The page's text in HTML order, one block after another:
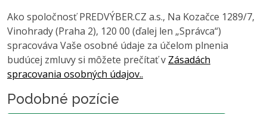
Ako spoločnosť PREDVÝBER.CZ a.s., Na Kozačce 1289/7,
Vinohrady (Praha 2), 120 00 (ďalej len „Správca“)
spracováva Vaše osobné údaje za účelom plnenia
budúcej zmluvy si môžete prečítať v Zásadách
spracovania osobných údajov..
Podobné pozície